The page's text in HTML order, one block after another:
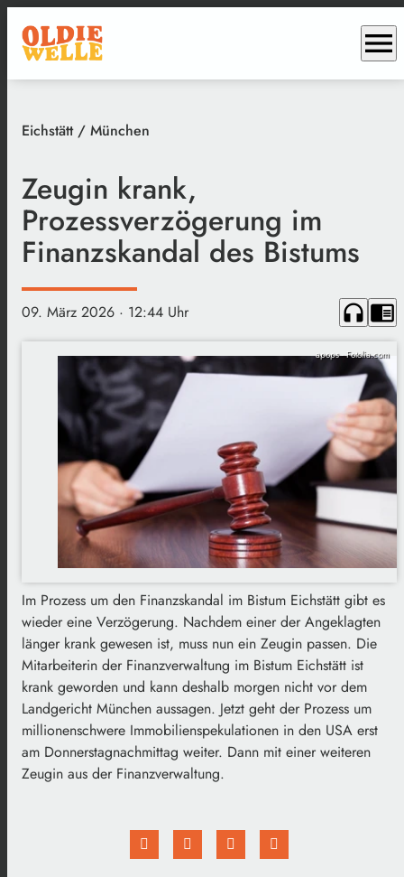
menu
Eichstätt / München
Zeugin krank,
Prozessverzögerung im
Finanzskandal des Bistums
09. März 2026 · 12:44 Uhr headphones chrome_reader_mode
apops - Fotolia.com
Im Prozess um den Finanzskandal im Bistum Eichstätt gibt es
wieder eine Verzögerung. Nachdem einer der Angeklagten
länger krank gewesen ist, muss nun ein Zeugin passen. Die
Mitarbeiterin der Finanzverwaltung im Bistum Eichstätt ist
krank geworden und kann deshalb morgen nicht vor dem
Landgericht München aussagen. Jetzt geht der Prozess um
millionenschwere Immobilienspekulationen in den USA erst
am Donnerstagnachmittag weiter. Dann mit einer weiteren
Zeugin aus der Finanzverwaltung.